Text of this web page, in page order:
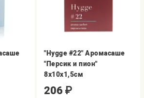
"Hygge #22" Аромасаше
"Персик и пион"
8х10х1,5см
206 ₽